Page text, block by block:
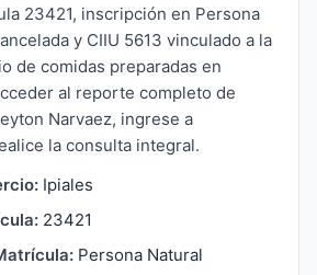
23421, inscripción en Persona
y CIIU 5613 vinculado a la
de comidas preparadas en
al reporte completo de
Narvaez, ingrese a
la consulta integral.
Ipiales
23421
Persona Natural